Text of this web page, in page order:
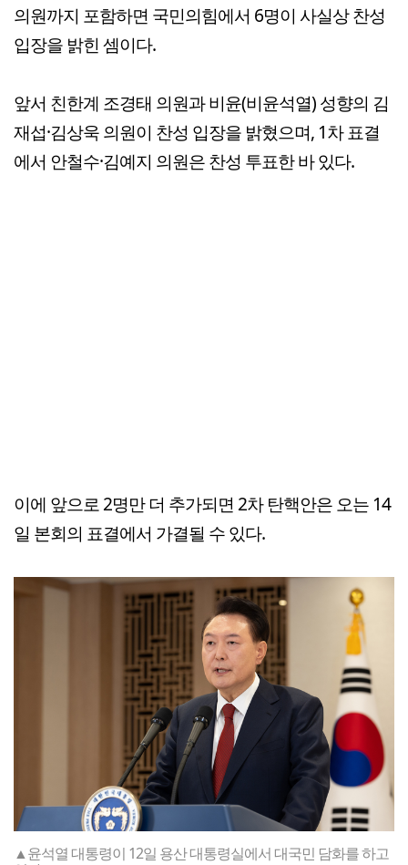
의원까지 포함하면 국민의힘에서 6명이 사실상 찬성
입장을 밝힌 셈이다.
앞서 친한계 조경태 의원과 비윤(비윤석열) 성향의 김
재섭·김상욱 의원이 찬성 입장을 밝혔으며, 1차 표결
에서 안철수·김예지 의원은 찬성 투표한 바 있다.
이에 앞으로 2명만 더 추가되면 2차 탄핵안은 오는 14
일 본회의 표결에서 가결될 수 있다.
▲윤석열 대통령이 12일 용산 대통령실에서 대국민 담화를 하고